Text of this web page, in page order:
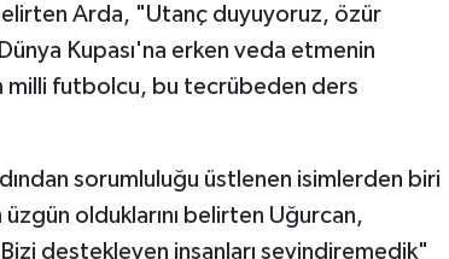
Arda, "Utanç duyuyoruz, özür
Kupası'na erken veda etmenin
milli futbolcu, bu tecrübeden ders
sorumluluğu üstlenen isimlerden biri
olduklarını belirten Uğurcan,
destekleyen insanları sevindiremedik"